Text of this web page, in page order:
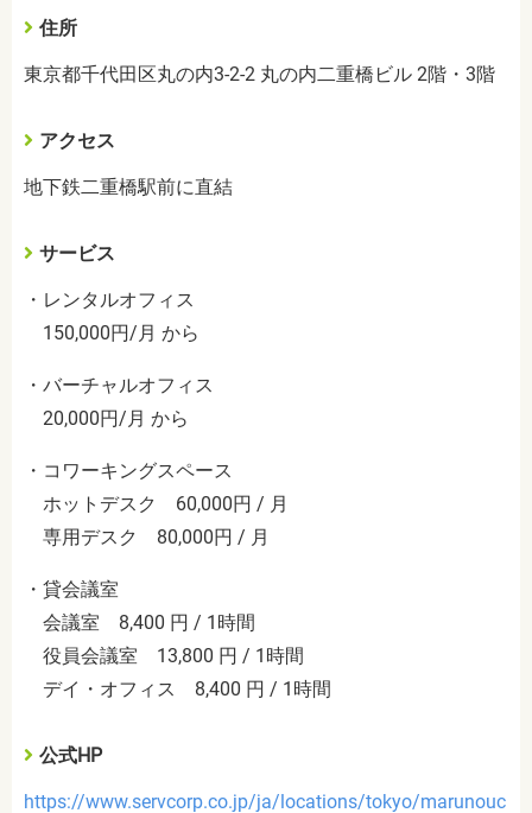
住所
東京都千代田区丸の内3-2-2 丸の内二重橋ビル 2階・3階
アクセス
地下鉄二重橋駅前に直結
サービス
・レンタルオフィス
150,000円/月 から
・バーチャルオフィス
20,000円/月 から
・コワーキングスペース
ホットデスク 60,000円 / 月
専用デスク 80,000円 / 月
・貸会議室
会議室 8,400 円 / 1時間
役員会議室 13,800 円 / 1時間
デイ・オフィス 8,400 円 / 1時間
公式HP
https://www.servcorp.co.jp/ja/locations/tokyo/marunouc